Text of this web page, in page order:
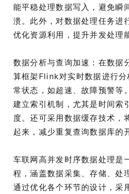
能平稳处理数据写入，避免瞬
溃。此外，对数据处理任务进
优化资源利用，提升并发处理
数据分析与查询加速：在数据
算框架Flink对实时数据进行
常状态，如超速、故障预警等
建立索引机制，尤其是时间索
度。还可采用数据缓存技术，
起来，减少重复查询数据库的
车联网高并发时序数据处理是
程，涵盖数据采集、存储、处
通过优化各个环节的设计，采